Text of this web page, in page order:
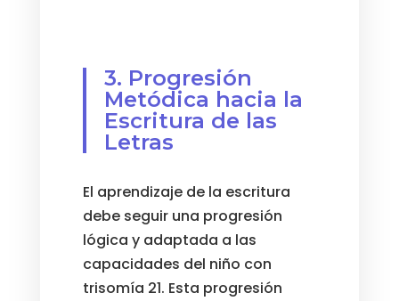
3. Progresión
Metódica hacia la
Escritura de las
Letras
El aprendizaje de la escritura
debe seguir una progresión
lógica y adaptada a las
capacidades del niño con
trisomía 21. Esta progresión